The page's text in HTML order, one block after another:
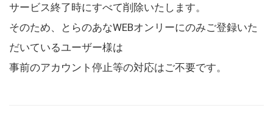
サービス終了時にすべて削除いたします。
そのため、とらのあなWEBオンリーにのみご登録いた
だいているユーザー様は
事前のアカウント停止等の対応はご不要です。